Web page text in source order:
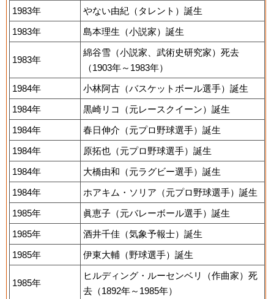
1983年
やない由紀（タレント）誕生
1983年
島本理生（小説家）誕生
1983年
綿谷雪（小説家、武術史研究家）死去
（1903年～1983年）
1984年
小林阿古（バスケットボール選手）誕生
1984年
黒崎リコ（元レースクイーン）誕生
1984年
春日伸介（元プロ野球選手）誕生
1984年
原拓也（元プロ野球選手）誕生
1984年
大橋由和（元ラグビー選手）誕生
1984年
ホアキム・ソリア（元プロ野球選手）誕生
1985年
眞恵子（元バレーボール選手）誕生
1985年
酒井千佳（気象予報士）誕生
1985年
伊東大輔（野球選手）誕生
1985年
ヒルディング・ルーセンベリ（作曲家）死
去（1892年～1985年）